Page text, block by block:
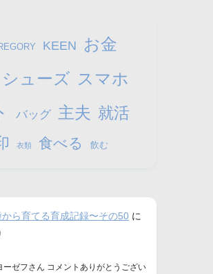
KEEN お金
シューズ スマホ
バッグ 主夫 就活
衣類 食べる 飲む
ら育てる育成記録〜その50 に
ーゼフさん コメントありがとうござい